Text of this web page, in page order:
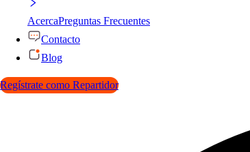
AcercaPreguntas Frecuentes
Contacto
Blog
Regístrate como Repartidor